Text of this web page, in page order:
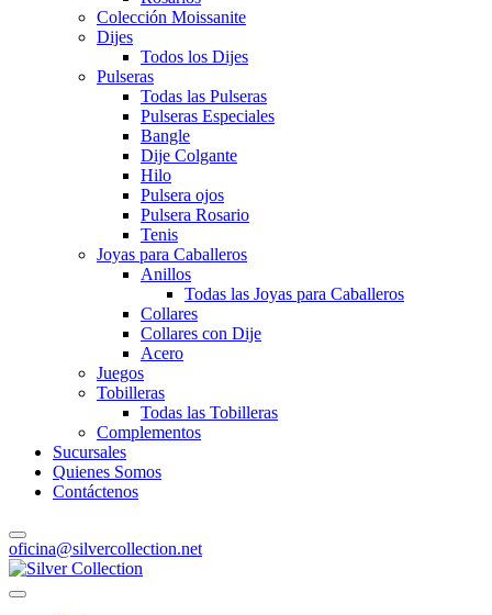
Colección Moissanite
Dijes
Todos los Dijes
Pulseras
Todas las Pulseras
Pulseras Especiales
Bangle
Dije Colgante
Hilo
Pulsera ojos
Pulsera Rosario
Tenis
Joyas para Caballeros
Anillos
Todas las Joyas para Caballeros
Collares
Collares con Dije
Acero
Juegos
Tobilleras
Todas las Tobilleras
Complementos
Sucursales
Quienes Somos
Contáctenos
oficina@silvercollection.net